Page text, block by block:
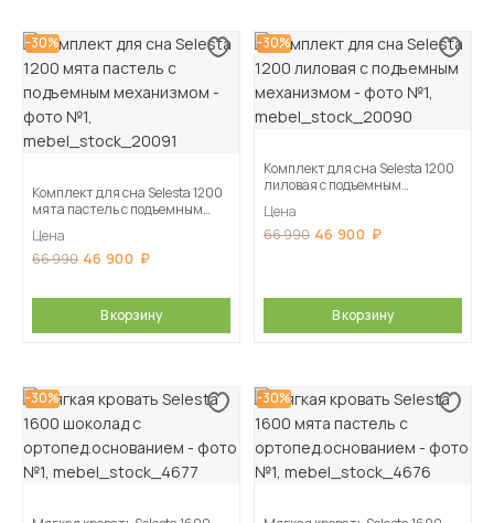
-30%
Комплект для сна Selesta 1200
мята пастель с подъемным
Цена
66 990 46 900
В корзину
-30%
Комплект для сна Selesta 1200
лиловая с подъемным
Цена
66 990 46 900
В корзину
-30% -30%